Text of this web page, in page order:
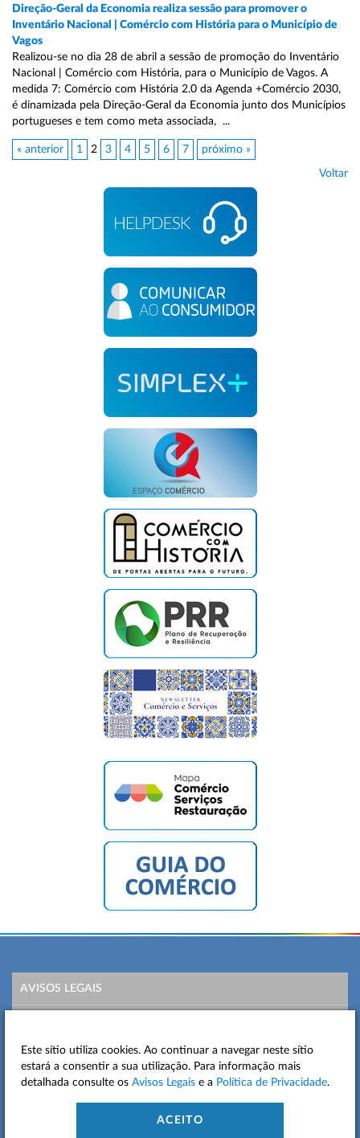
Direção-Geral da Economia realiza sessão para promover o
Inventário Nacional | Comércio com História para o Município de
Vagos
Realizou-se no dia 28 de abril a sessão de promoção do Inventário
Nacional | Comércio com História, para o Município de Vagos. A
medida 7: Comércio com História 2.0 da Agenda +Comércio 2030,
é dinamizada pela Direção-Geral da Economia junto dos Municípios
portugueses e tem como meta associada, ...
« anterior 1 2 3 4 5 6 7 próximo »
Voltar
AVISOS LEGAIS
MAPA DO SITE
CONTACTOS
Este sítio utiliza cookies. Ao continuar a navegar neste sítio
estará a consentir a sua utilização. Para informação mais
detalhada consulte os Avisos Legais e a Política de Privacidade.
ACEITO